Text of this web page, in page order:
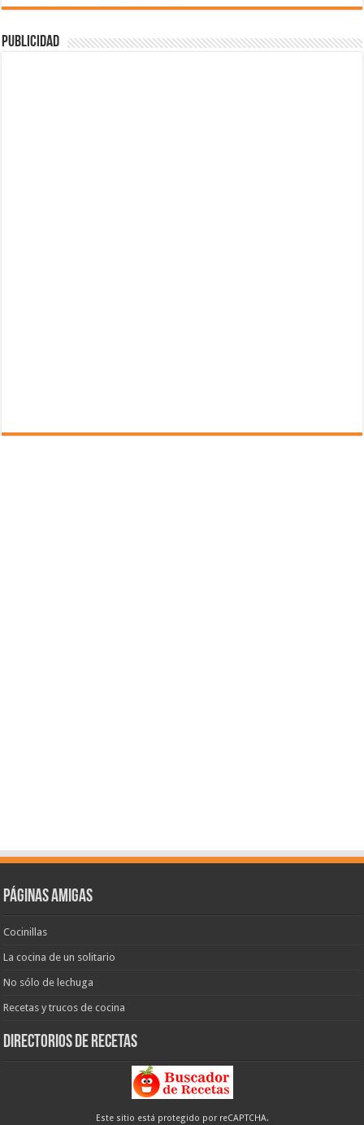
Publicidad
Páginas amigas
Cocinillas
La cocina de un solitario
No sólo de lechuga
Recetas y trucos de cocina
Directorios de recetas
Este sitio está protegido por reCAPTCHA.